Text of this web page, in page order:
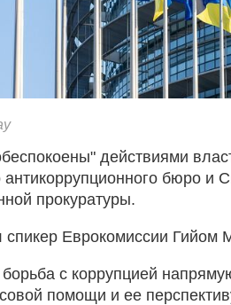
действиями
бюро и
прокуратуры.
спикер Еврокомиссии Гийом
с коррупцией
помощи и ее